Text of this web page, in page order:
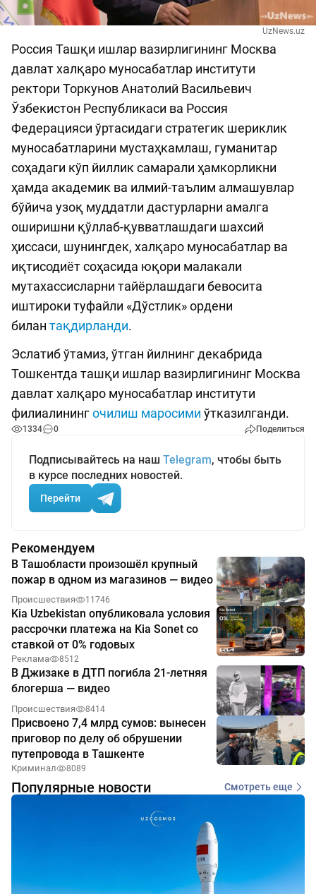
UzNews.uz
Россия Ташқи ишлар вазирлигининг Москва
давлат халқаро муносабатлар институти
ректори Торкунов Анатолий Васильевич
Ўзбекистон Республикаси ва Россия
Федерацияси ўртасидаги стратегик шериклик
муносабатларини мустаҳкамлаш, гуманитар
соҳадаги кўп йиллик самарали ҳамкорликни
ҳамда академик ва илмий-таълим алмашувлар
бўйича узоқ муддатли дастурларни амалга
оширишни қўллаб-қувватлашдаги шахсий
ҳиссаси, шунингдек, халқаро муносабатлар ва
иқтисодиёт соҳасида юқори малакали
мутахассисларни тайёрлашдаги бевосита
иштироки туфайли «Дўстлик» ордени
билан тақдирланди.
Эслатиб ўтамиз, ўтган йилнинг декабрида
Тошкентда ташқи ишлар вазирлигининг Москва
давлат халқаро муносабатлар институти
филиалинингочилиш маросими ўтказилганди.
1334 0 Поделиться
Подписывайтесь на наш Telegram, чтобы быть
в курсе последних новостей.
Перейти
Рекомендуем
В Ташобласти произошёл крупный
пожар в одном из магазинов — видео
Происшествия 11746
Kia Uzbekistan опубликовала условия
рассрочки платежа на Kia Sonet со
ставкой от 0% годовых
Реклама 8512
В Джизаке в ДТП погибла 21-летняя
блогерша — видео
Происшествия 8414
Присвоено 7,4 млрд сумов: вынесен
приговор по делу об обрушении
путепровода в Ташкенте
Криминал 8089
Популярные новости Смотреть еще